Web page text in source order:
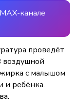
канале
проведёт
воздушной
с малышом
и ребёнка.